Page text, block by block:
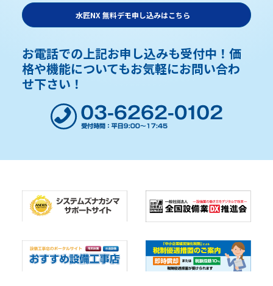
水匠NX 無料デモ申し込みはこちら
お電話での上記お申し込みも受付中！価
格や機能についてもお気軽にお問い合わ
せ下さい！